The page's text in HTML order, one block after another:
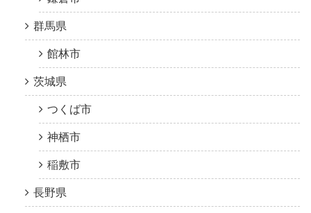
群馬県
館林市
茨城県
つくば市
神栖市
稲敷市
長野県